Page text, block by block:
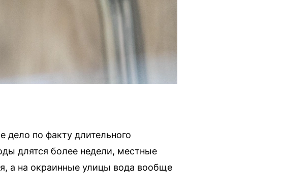
дело по факту длительного
длятся более недели, местные
а на окраинные улицы вода вообще